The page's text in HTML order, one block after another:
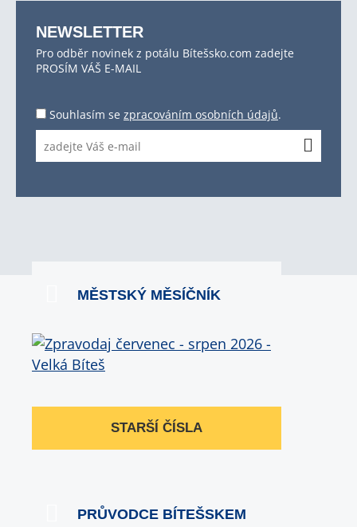
NEWSLETTER
Pro odběr novinek z potálu Bítešsko.com zadejte
PROSÍM VÁŠ E-MAIL
Souhlasím se zpracováním osobních údajů.
MĚSTSKÝ MĚSÍČNÍK
STARŠÍ ČÍSLA
PRŮVODCE BÍTEŠSKEM